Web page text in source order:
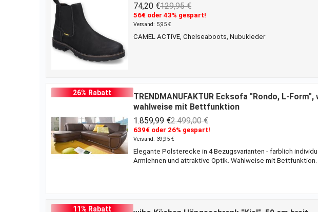
74,20 €129,95 €
56€ oder 43% gespart!
Versand: 5,95 €
CAMEL ACTIVE, Chelseaboots, Nubukleder
26% Rabatt
TRENDMANUFAKTUR Ecksofa "Rondo, L-
wahlweise mit Bettfunktion
1.859,99 €2.499,00 €
639€ oder 26% gespart!
Versand: 39,95 €
Elegante Polsterecke in 4 Bezugsvarianten - farblich
Armlehnen und attraktive Optik. Wahlweise mit
Holzwerkstoff. Stabiles Holzuntergestell, Federkern auf
11% Rabatt